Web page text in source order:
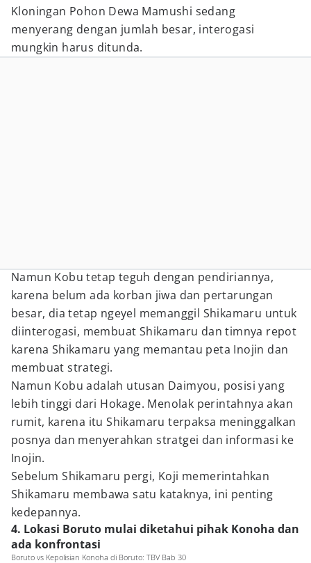
Kloningan Pohon Dewa Mamushi sedang
menyerang dengan jumlah besar, interogasi
mungkin harus ditunda.
Namun Kobu tetap teguh dengan pendiriannya,
karena belum ada korban jiwa dan pertarungan
besar, dia tetap ngeyel memanggil Shikamaru untuk
diinterogasi, membuat Shikamaru dan timnya repot
karena Shikamaru yang memantau peta Inojin dan
membuat strategi.
Namun Kobu adalah utusan Daimyou, posisi yang
lebih tinggi dari Hokage. Menolak perintahnya akan
rumit, karena itu Shikamaru terpaksa meninggalkan
posnya dan menyerahkan stratgei dan informasi ke
Inojin.
Sebelum Shikamaru pergi, Koji memerintahkan
Shikamaru membawa satu kataknya, ini penting
kedepannya.
4. Lokasi Boruto mulai diketahui pihak Konoha dan
ada konfrontasi
Boruto vs Kepolisian Konoha di Boruto: TBV Bab 30